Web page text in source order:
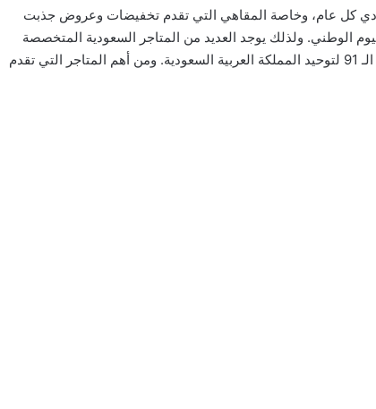
كل عام، وخاصة المقاهي التي تقدم تخفيضات وعروض جذبت
الوطني. ولذلك يوجد العديد من المتاجر السعودية المتخصصة
في مختلف أنواع القهوة. تعلن القهوة في السعودية عن عروضها وخصوماتها بمناسبة الذكرى الـ 91 لتوحيد المملكة العربية السعودية. ومن أهم المتاجر التي تقدم